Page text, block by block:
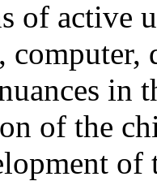
of active
in
of the
of